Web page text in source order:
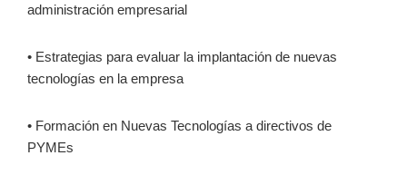
administración empresarial
• Estrategias para evaluar la implantación de nuevas
tecnologías en la empresa
• Formación en Nuevas Tecnologías a directivos de
PYMEs